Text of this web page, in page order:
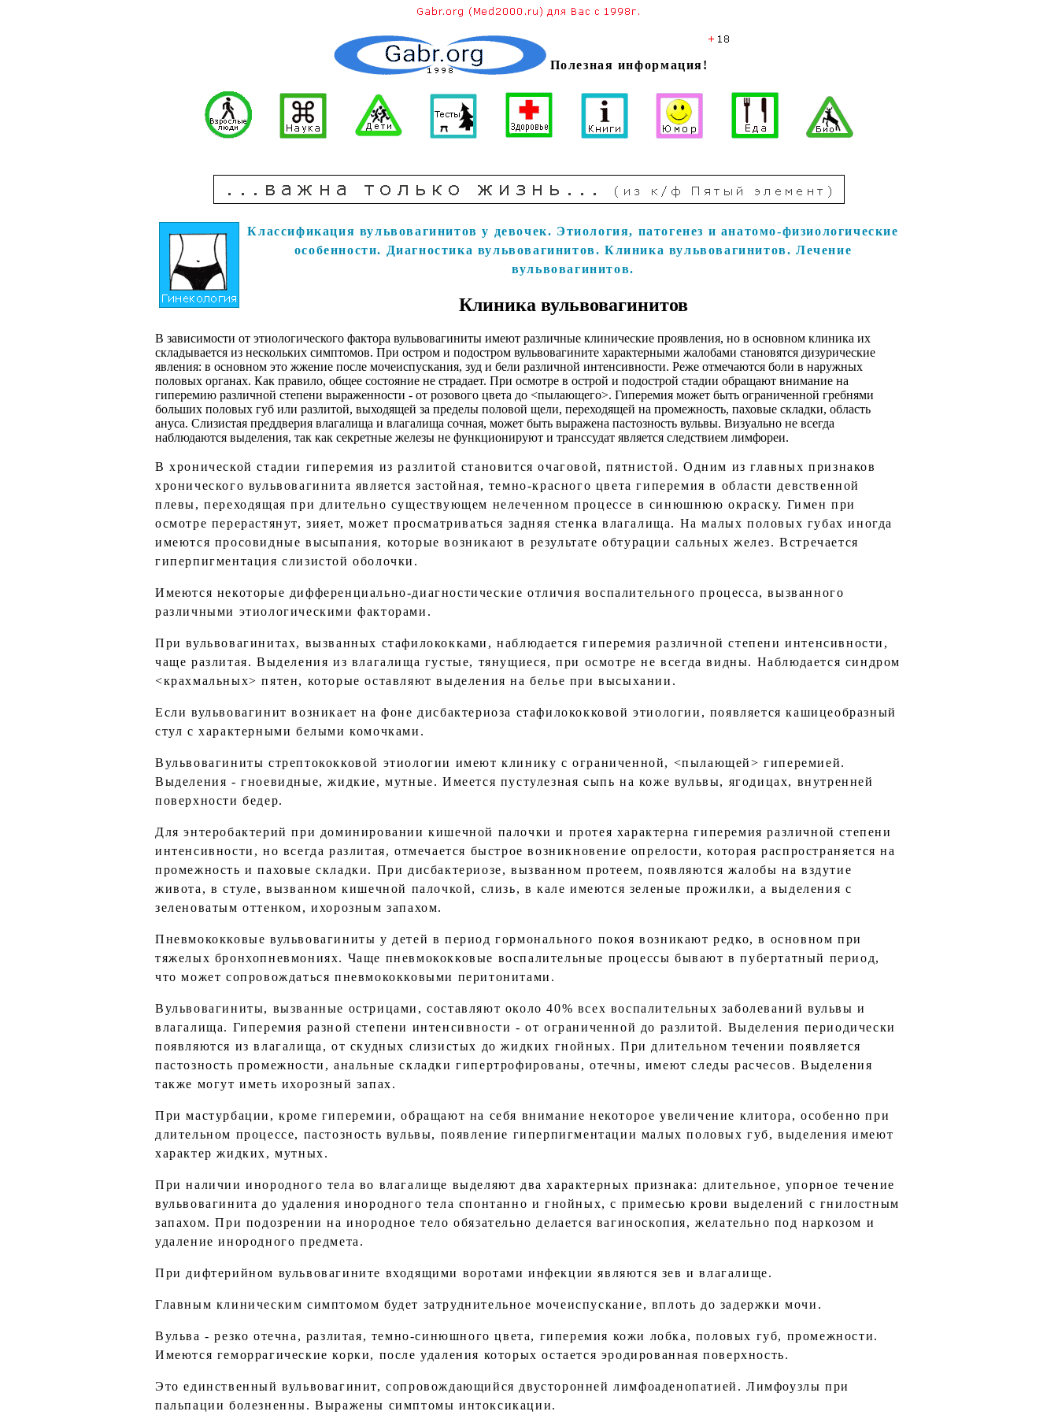
Полезная информация!
Классификация вульвовагинитов у девочек. Этиология, патогенез и анатомо-физиологические
особенности. Диагностика вульвовагинитов. Клиника вульвовагинитов. Лечение
вульвовагинитов.
Клиника вульвовагинитов
В зависимости от этиологического фактора вульвовагиниты имеют различные клинические проявления, но в основном клиника их
складывается из нескольких симптомов. При остром и подостром вульвовагините характерными жалобами становятся дизурические
явления: в основном это жжение после мочеиспускания, зуд и бели различной интенсивности. Реже отмечаются боли в наружных
половых органах. Как правило, общее состояние не страдает. При осмотре в острой и подострой стадии обращают внимание на
гиперемию различной степени выраженности - от розового цвета до <пылающего>. Гиперемия может быть ограниченной гребнями
больших половых губ или разлитой, выходящей за пределы половой щели, переходящей на промежность, паховые складки, область
ануса. Слизистая преддверия влагалища и влагалища сочная, может быть выражена пастозность вульвы. Визуально не всегда
наблюдаются выделения, так как секретные железы не функционируют и транссудат является следствием лимфореи.
В хронической стадии гиперемия из разлитой становится очаговой, пятнистой. Одним из главных признаков
хронического вульвовагинита является застойная, темно-красного цвета гиперемия в области девственной
плевы, переходящая при длительно существующем нелеченном процессе в синюшнюю окраску. Гимен при
осмотре перерастянут, зияет, может просматриваться задняя стенка влагалища. На малых половых губах иногда
имеются просовидные высыпания, которые возникают в результате обтурации сальных желез. Встречается
гиперпигментация слизистой оболочки.
Имеются некоторые дифференциально-диагностические отличия воспалительного процесса, вызванного
различными этиологическими факторами.
При вульвовагинитах, вызванных стафилококками, наблюдается гиперемия различной степени интенсивности,
чаще разлитая. Выделения из влагалища густые, тянущиеся, при осмотре не всегда видны. Наблюдается синдром
<крахмальных> пятен, которые оставляют выделения на белье при высыхании.
Если вульвовагинит возникает на фоне дисбактериоза стафилококковой этиологии, появляется кашицеобразный
стул с характерными белыми комочками.
Вульвовагиниты стрептококковой этиологии имеют клинику с ограниченной, <пылающей> гиперемией.
Выделения - гноевидные, жидкие, мутные. Имеется пустулезная сыпь на коже вульвы, ягодицах, внутренней
поверхности бедер.
Для энтеробактерий при доминировании кишечной палочки и протея характерна гиперемия различной степени
интенсивности, но всегда разлитая, отмечается быстрое возникновение опрелости, которая распространяется на
промежность и паховые складки. При дисбактериозе, вызванном протеем, появляются жалобы на вздутие
живота, в стуле, вызванном кишечной палочкой, слизь, в кале имеются зеленые прожилки, а выделения с
зеленоватым оттенком, ихорозным запахом.
Пневмококковые вульвовагиниты у детей в период гормонального покоя возникают редко, в основном при
тяжелых бронхопневмониях. Чаще пневмококковые воспалительные процессы бывают в пубертатный период,
что может сопровождаться пневмококковыми перитонитами.
Вульвовагиниты, вызванные острицами, составляют около 40% всех воспалительных заболеваний вульвы и
влагалища. Гиперемия разной степени интенсивности - от ограниченной до разлитой. Выделения периодически
появляются из влагалища, от скудных слизистых до жидких гнойных. При длительном течении появляется
пастозность промежности, анальные складки гипертрофированы, отечны, имеют следы расчесов. Выделения
также могут иметь ихорозный запах.
При мастурбации, кроме гиперемии, обращают на себя внимание некоторое увеличение клитора, особенно при
длительном процессе, пастозность вульвы, появление гиперпигментации малых половых губ, выделения имеют
характер жидких, мутных.
При наличии инородного тела во влагалище выделяют два характерных признака: длительное, упорное течение
вульвовагинита до удаления инородного тела спонтанно и гнойных, с примесью крови выделений с гнилостным
запахом. При подозрении на инородное тело обязательно делается вагиноскопия, желательно под наркозом и
удаление инородного предмета.
При дифтерийном вульвовагините входящими воротами инфекции являются зев и влагалище.
Главным клиническим симптомом будет затруднительное мочеиспускание, вплоть до задержки мочи.
Вульва - резко отечна, разлитая, темно-синюшного цвета, гиперемия кожи лобка, половых губ, промежности.
Имеются геморрагические корки, после удаления которых остается эродированная поверхность.
Это единственный вульвовагинит, сопровождающийся двусторонней лимфоаденопатией. Лимфоузлы при
пальпации болезненны. Выражены симптомы интоксикации.